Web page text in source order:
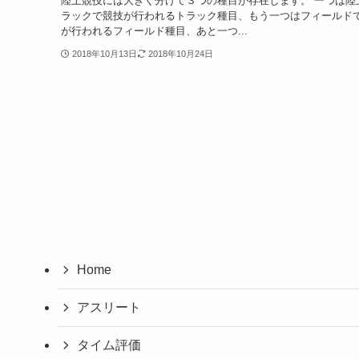
ラックで競技が行われるトラック種目、もう一つはフィールド
が行われるフィールド種目、あと一つ...
2018年10月13日 2018年10月24日
Home
アスリート
タイム評価